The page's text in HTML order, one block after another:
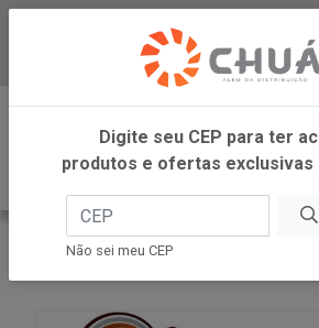
INÍCIO
DANILLA FOODS
Digite seu CEP para ter
produtos e ofertas exclusivas
Não sei meu CEP